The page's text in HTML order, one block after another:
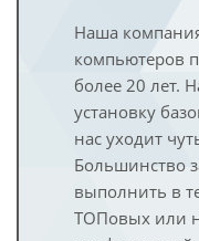
Наша
компьютеров
более 20 лет.
установку
нас уходит
Большинство
выполнить в
ТОПовых или